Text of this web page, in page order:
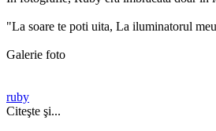
"La soare te poti uita, La iluminatorul
Galerie foto
ruby
Citeşte şi...